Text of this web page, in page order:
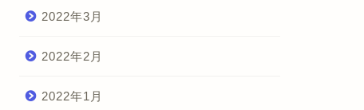
2022年3月
2022年2月
2022年1月